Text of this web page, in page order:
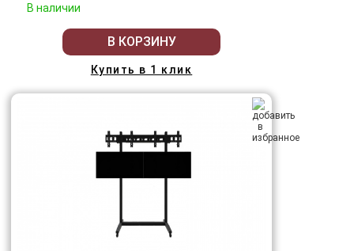
В наличии
В КОРЗИНУ
Купить в 1 клик